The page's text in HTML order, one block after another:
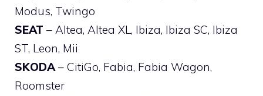
Modus, Twingo
SEAT – Altea, Altea XL, Ibiza, Ibiza SC, Ibiza
ST, Leon, Mii
SKODA– CitiGo, Fabia, Fabia Wagon,
Roomster